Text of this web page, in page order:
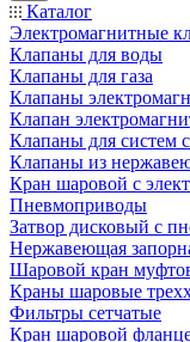
Каталог
Электромагнитные
Клапаны для воды
Клапаны для газа
Клапаны
Клапан
Клапаны для систем
Клапаны из
Кран шаровой с
Пневмоприводы
Затвор дисковый с
Нержавеющая
Шаровой кран
Краны шаровые
Фильтры сетчатые
Кран шаровой